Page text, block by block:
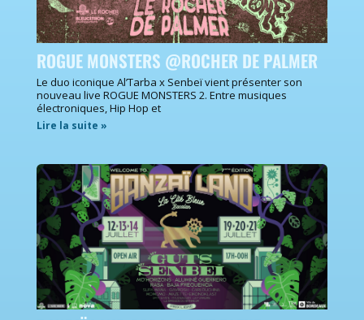
ROGUE MONSTERS @ROCHER DE PALMER
Le duo iconique Al’Tarba x Senbeï vient présenter son
nouveau live ROGUE MONSTERS 2. Entre musiques
électroniques, Hip Hop et
Lire la suite »